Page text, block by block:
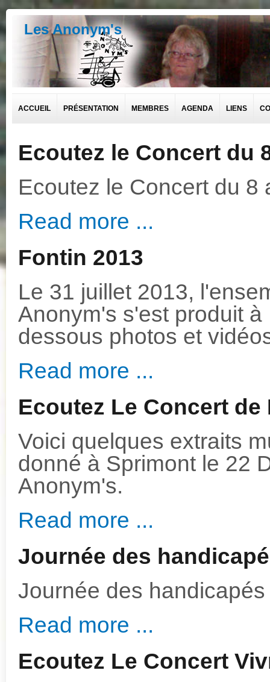
Les Anonym's
ACCUEIL PRÉSENTATION MEMBRES AGENDA LIENS
Ecoutez le Concert du
Ecoutez le Concert du 8
Read more ...
Fontin 2013
Le 31 juillet 2013,
Anonym's s'est produit
dessous photos et
Read more ...
Ecoutez Le Concert
Voici quelques extraits
donné à Sprimont le 22
Anonym's.
Read more ...
Journée des
Journée des
Read more ...
Ecoutez Le Concert